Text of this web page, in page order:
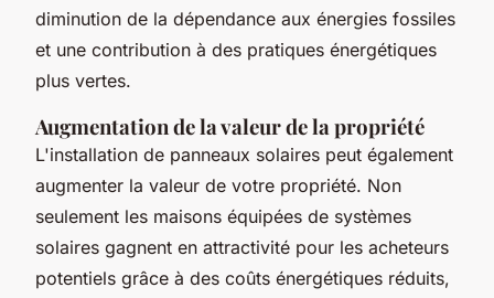
diminution de la dépendance aux énergies fossiles
et une contribution à des pratiques énergétiques
plus vertes.
Augmentation de la valeur de la propriété
L'installation de panneaux solaires peut également
augmenter la valeur de votre propriété. Non
seulement les maisons équipées de systèmes
solaires gagnent en attractivité pour les acheteurs
potentiels grâce à des coûts énergétiques réduits,